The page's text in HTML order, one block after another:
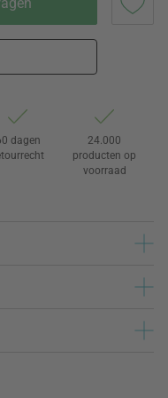
dagen
24.000
producten op
voorraad